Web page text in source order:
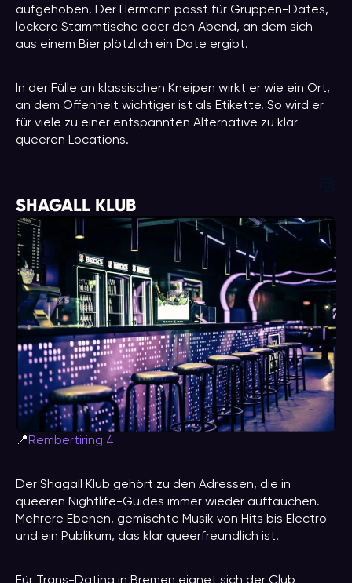
aufgehoben. Der Hermann passt für Gruppen-Dates,
lockere Stammtische oder den Abend, an dem sich
aus einem Bier plötzlich ein Date ergibt.
In der Fülle an klassischen Kneipen wirkt er wie ein Ort,
an dem Offenheit wichtiger ist als Etikette. So wird er
für viele zu einer entspannten Alternative zu klar
queeren Locations.
SHAGALL KLUB
📍 Rembertiring 4
Der Shagall Klub gehört zu den Adressen, die in
queeren Nightlife-Guides immer wieder auftauchen.
Mehrere Ebenen, gemischte Musik von Hits bis Electro
und ein Publikum, das klar queerfreundlich ist.